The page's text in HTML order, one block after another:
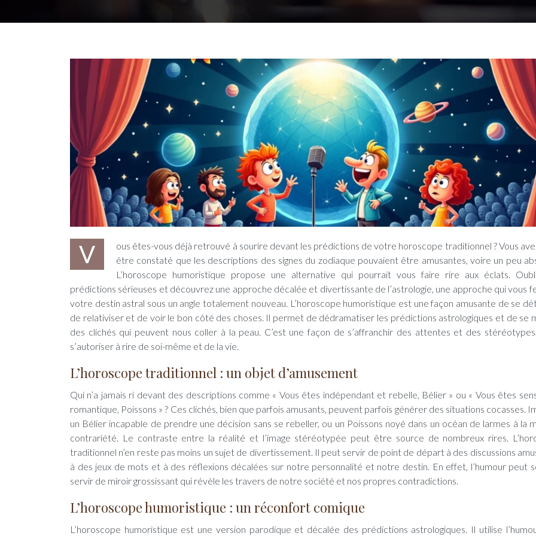
Vous êtes-vous déjà retrouvé à sourire devant les prédictions de votre horoscope traditionnel ? Vous avez peut-
être constaté que les descriptions des signes du zodiaque pouvaient être amusantes, voire un peu
L’horoscope humoristique propose une alternative qui pourrait vous faire rire aux éclats.
prédictions sérieuses et découvrez une approche décalée et divertissante de l’astrologie, une approche qui vous
votre destin astral sous un angle totalement nouveau. L’horoscope humoristique est une façon amusante de se
de relativiser et de voir le bon côté des choses. Il permet de dédramatiser les prédictions astrologiques et de se
des clichés qui peuvent nous coller à la peau. C’est une façon de s’affranchir des attentes et des
s’autoriser à rire de soi-même et de la vie.
L’horoscope traditionnel : un objet d’amusement
Qui n’a jamais ri devant des descriptions comme « Vous êtes indépendant et rebelle, Bélier » ou « Vous êtes
romantique, Poissons » ? Ces clichés, bien que parfois amusants, peuvent parfois générer des situations cocasses.
un Bélier incapable de prendre une décision sans se rebeller, ou un Poissons noyé dans un océan de larmes à la
contrariété. Le contraste entre la réalité et l’image stéréotypée peut être source de nombreux rires.
traditionnel n’en reste pas moins un sujet de divertissement. Il peut servir de point de départ à des discussions
à des jeux de mots et à des réflexions décalées sur notre personnalité et notre destin. En effet, l’humour peut
servir de miroir grossissant qui révèle les travers de notre société et nos propres contradictions.
L’horoscope humoristique : un réconfort comique
L’horoscope humoristique est une version parodique et décalée des prédictions astrologiques. Il utilise